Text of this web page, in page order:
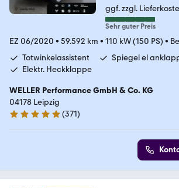
ggf. zzgl.
Sehr guter Preis
EZ 06/2020 • 59.592 km • 110 kW (150 PS) •
Totwinkelassistent
Spiegel el
Elektr. Heckklappe
WELLER Performance GmbH & Co. KG
04178 Leipzig
4.8 Sterne
(371)